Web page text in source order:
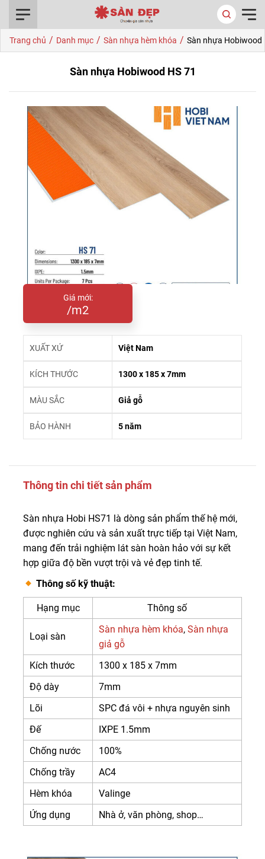
Trang chủ / Danh mục / Sàn nhựa hèm khóa / Sàn nhựa Hobiwood
Sàn nhựa Hobiwood HS 71
Giá mới:
/m2
XUẤT XỨ Việt Nam
KÍCH THƯỚC 1300 x 185 x 7mm
MÀU SẮC Giả gỗ
BẢO HÀNH 5 năm
Thông tin chi tiết sản phẩm
Sàn nhựa Hobi HS71 là dòng sản phẩm thế hệ mới,
được nghiên cứu và sản xuất trực tiếp tại Việt Nam,
mang đến trải nghiệm lát sàn hoàn hảo với sự kết
hợp giữa độ bền vượt trội và vẻ đẹp tinh tế.
Thông số kỹ thuật:
Hạng mục Thông số
Loại sàn
Sàn nhựa hèm khóa, Sàn nhựa
giả gỗ
Kích thước
1300 x 185 x 7mm
Độ dày
7mm
Lõi
SPC đá vôi + nhựa nguyên sinh
Đế
IXPE 1.5mm
Chống nước
100%
Chống trầy
AC4
Hèm khóa
Valinge
Ứng dụng
Nhà ở, văn phòng, shop…